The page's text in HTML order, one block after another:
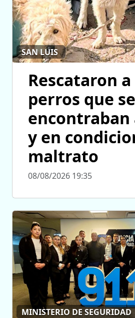
SAN LUIS
Rescataron a
perros que se
encontraban
y en
maltrato
08/08/2026 19:35
MINISTERIO DE SEGURIDAD